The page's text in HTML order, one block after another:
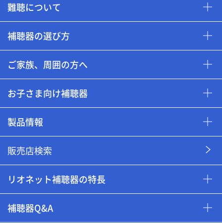
難聴について
補聴器の選び方
ご家族、周囲の方へ
お子さま向け補聴器
製品情報
販売店検索
リオネット補聴器の特長
補聴器Q&A